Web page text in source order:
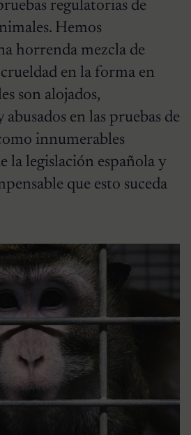
regulatorias de
Hemos
horrenda mezcla de
en la forma en
son alojados,
​​en las pruebas de
innumerables
la legislación española y
que esto suceda